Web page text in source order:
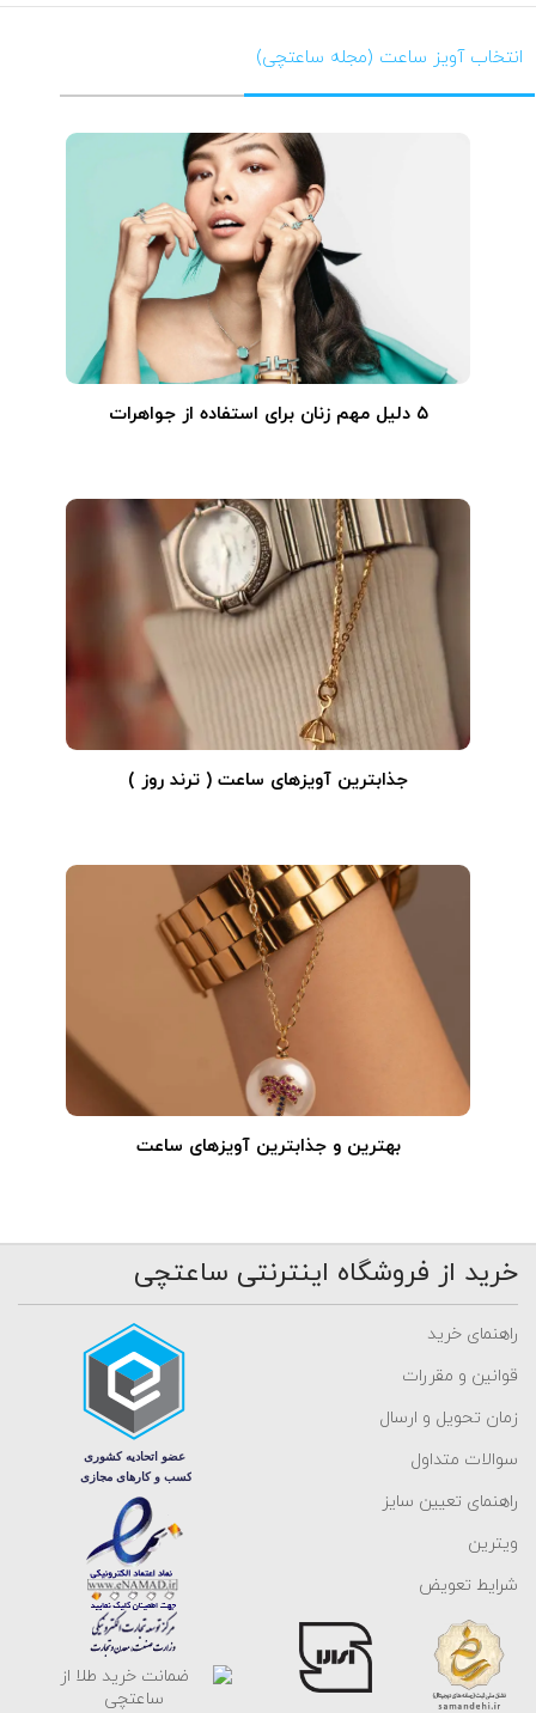
انتخاب آویز ساعت (مجله ساعتچی)
۵ دلیل مهم زنان برای استفاده از جواهرات
جذابترین آویزهای ساعت ( ترند روز )
بهترین و جذابترین آویزهای ساعت
خرید از فروشگاه اینترنتی ساعتچی
راهنمای خرید
قوانین و مقررات
زمان تحویل و ارسال
سوالات متداول
راهنمای تعیین سایز
ویترین
شرایط تعویض